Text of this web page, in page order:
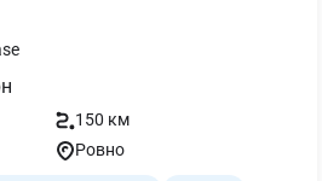
к.с.) • Base
150 км
Ровно